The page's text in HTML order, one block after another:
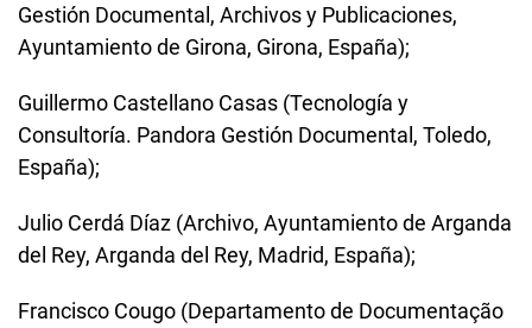
Gestión Documental, Archivos y Publicaciones,
Ayuntamiento de Girona, Girona, España);
Guillermo Castellano Casas (Tecnología y
Consultoría. Pandora Gestión Documental, Toledo,
España);
Julio Cerdá Díaz (Archivo, Ayuntamiento de Arganda
del Rey, Arganda del Rey, Madrid, España);
Francisco Cougo (Departamento de Documentação